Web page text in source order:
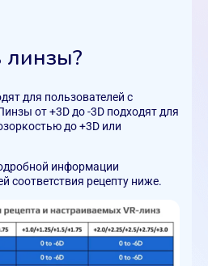
линзы?
для пользователей с
от +3D до -3D подходят для
до +3D или
информации
соответствия рецепту ниже.